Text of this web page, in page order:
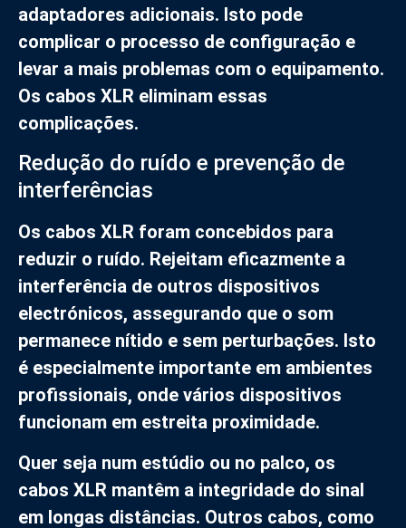
adaptadores adicionais. Isto pode
complicar o processo de configuração e
levar a mais problemas com o equipamento.
Os cabos XLR eliminam essas
complicações.
Redução do ruído e prevenção de
interferências
Os cabos XLR foram concebidos para
reduzir o ruído. Rejeitam eficazmente a
interferência de outros dispositivos
electrónicos, assegurando que o som
permanece nítido e sem perturbações. Isto
é especialmente importante em ambientes
profissionais, onde vários dispositivos
funcionam em estreita proximidade.
Quer seja num estúdio ou no palco, os
cabos XLR mantêm a integridade do sinal
em longas distâncias. Outros cabos, como